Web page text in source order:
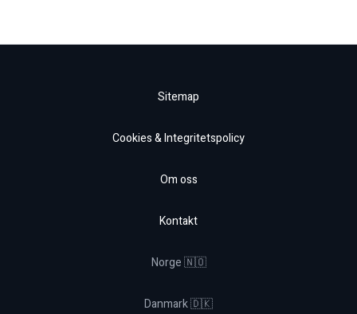
Sitemap
Cookies & Integritetspolicy
Om oss
Kontakt
Norge 🇳🇴
Danmark 🇩🇰